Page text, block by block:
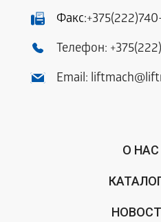
Факс:
Телефон:
Email:
О НАС